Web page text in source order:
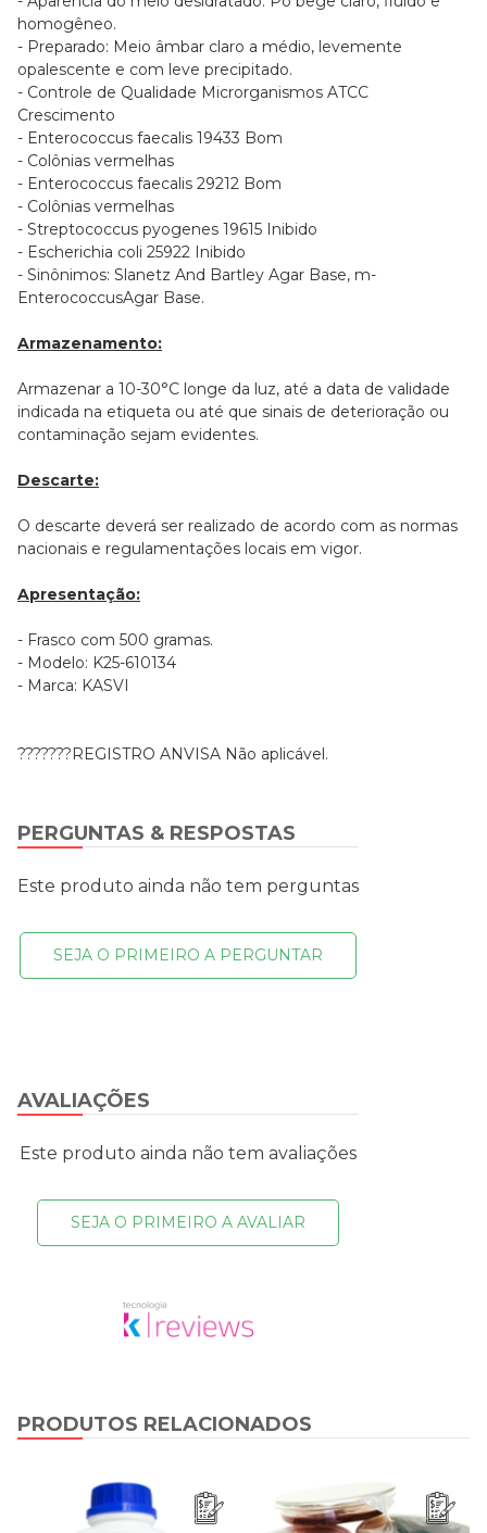
homogêneo.
- Preparado: Meio âmbar claro a médio, levemente
opalescente e com leve precipitado.
- Controle de Qualidade Microrganismos ATCC
Crescimento
- Enterococcus faecalis 19433 Bom
- Colônias vermelhas
- Enterococcus faecalis 29212 Bom
- Colônias vermelhas
- Streptococcus pyogenes 19615 Inibido
- Escherichia coli 25922 Inibido
- Sinônimos: Slanetz And Bartley Agar Base, m-
EnterococcusAgar Base.
Armazenamento:
Armazenar a 10-30°C longe da luz, até a data de validade
indicada na etiqueta ou até que sinais de deterioração ou
contaminação sejam evidentes.
Descarte:
O descarte deverá ser realizado de acordo com as normas
nacionais e regulamentações locais em vigor.
Apresentação:
- Frasco com 500 gramas.
- Modelo: K25-610134
- Marca: KASVI
???????REGISTRO ANVISA Não aplicável.
AVALIAÇÕES
Este produto ainda não tem avaliações
SEJA O PRIMEIRO A AVALIAR
PERGUNTAS & RESPOSTAS
Este produto ainda não tem perguntas
SEJA O PRIMEIRO A PERGUNTAR
PRODUTOS RELACIONADOS